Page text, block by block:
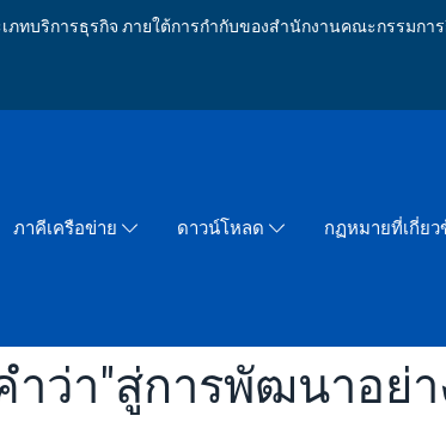
ทบริการธุรกิจ ภายใต้การกำกับของสำนักงานคณะกรรมก
ภาคีเครือข่าย ดาวน์โหลด กฏหมายที่เกี่ยว
ำว่า"สู่การพัฒนาอย่า